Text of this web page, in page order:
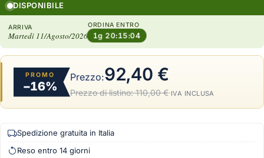
DISPONIBILE
ARRIVA
Martedì 11/Agosto/2026
ORDINA ENTRO
1g 20:15:04
PROMO
−16%
Prezzo:92,40 €
Prezzo di listino:110,00 €·IVA INCLUSA
Spedizione gratuita in Italia
Reso entro 14 giorni